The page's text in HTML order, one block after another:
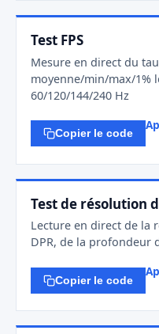
Test FPS
Mesure en direct du
moyenne/min/max/1%
60/120/144/240 Hz
Copier le code
Test de résolution
Lecture en direct de la
DPR, de la profondeur
Copier le code